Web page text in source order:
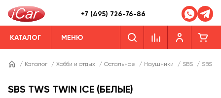
+7 (495) 726-76-86
КАТАЛОГ МЕНЮ
/ Каталог / Хобби и отдых / Остальное / Наушники / SBS / SBS
SBS TWS TWIN ICE (БЕЛЫЕ)